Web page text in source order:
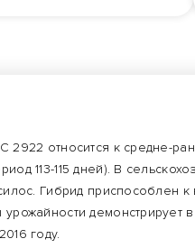
2922 относится к средне-
113-115 дней). В
Гибрид приспособлен
демонстрирует
году.